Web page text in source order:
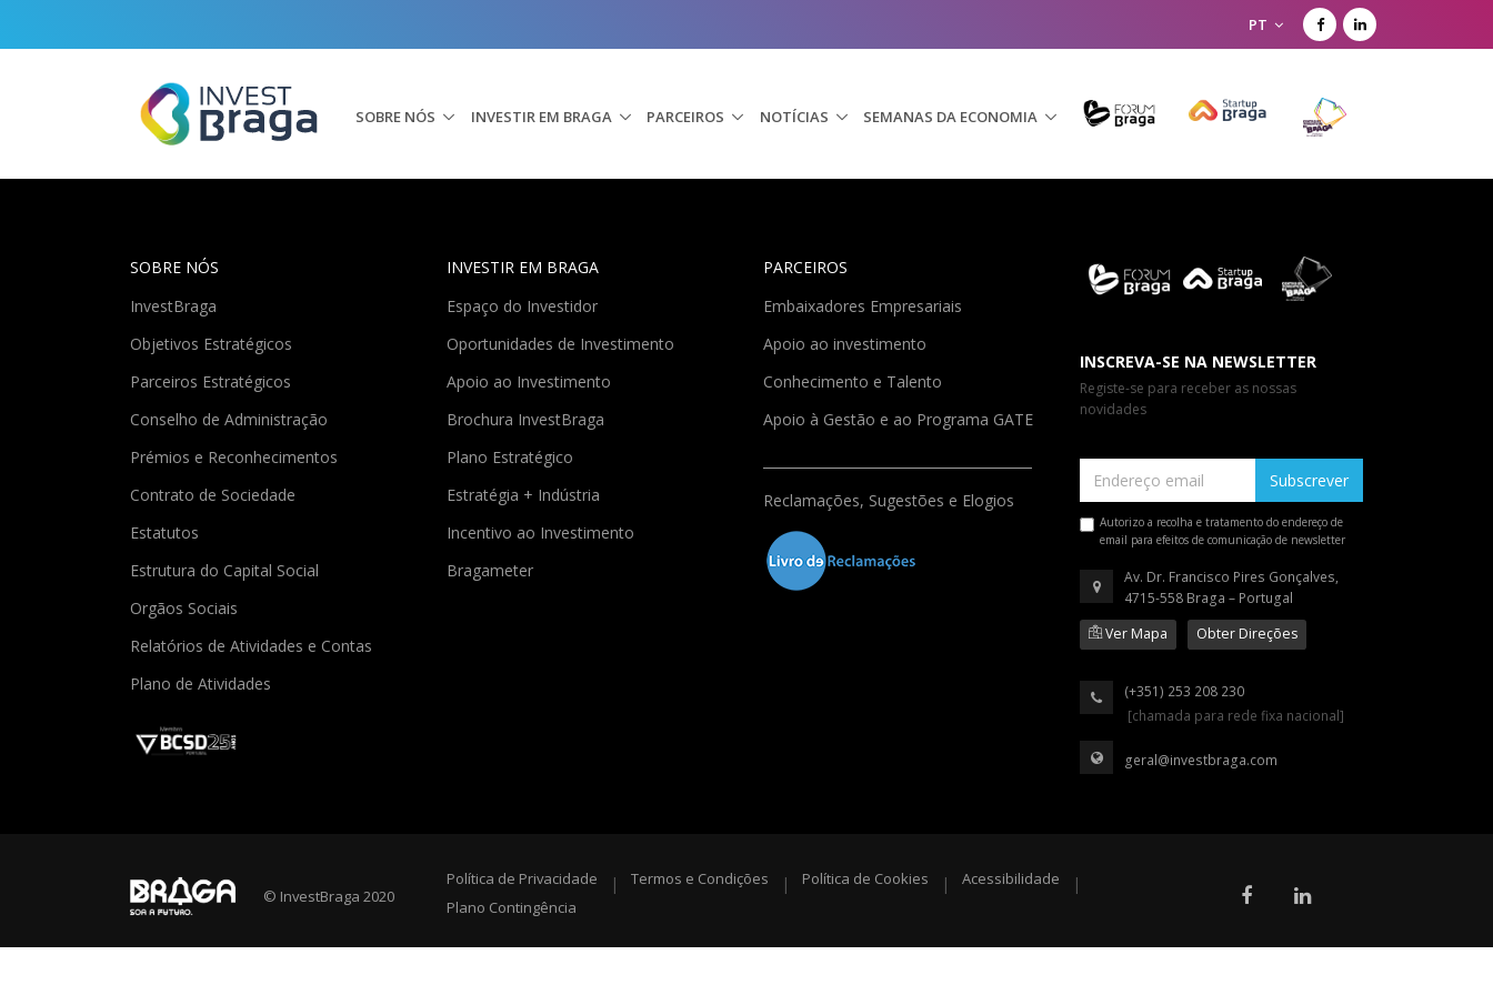
PT
SOBRE NÓS INVESTIR EM BRAGA PARCEIROS NOTÍCIAS SEMANAS DA ECONOMIA
SOBRE NÓS
InvestBraga
Objetivos Estratégicos
Parceiros Estratégicos
Conselho de Administração
Prémios e Reconhecimentos
Contrato de Sociedade
Estatutos
Estrutura do Capital Social
Orgãos Sociais
Relatórios de Atividades e Contas
Plano de Atividades
INVESTIR EM BRAGA
Espaço do Investidor
Oportunidades de Investimento
Apoio ao Investimento
Brochura InvestBraga
Plano Estratégico
Estratégia + Indústria
Incentivo ao Investimento
Bragameter
PARCEIROS
Embaixadores Empresariais
Apoio ao investimento
Conhecimento e Talento
Apoio à Gestão e ao Programa GATE
Reclamações, Sugestões e Elogios
INSCREVA-SE NA NEWSLETTER
Registe-se para receber as nossas
novidades
Subscrever
Autorizo a recolha e tratamento do endereço de
email para efeitos de comunicação de newsletter
Av. Dr. Francisco Pires Gonçalves,
4715-558 Braga – Portugal
Ver Mapa
Obter Direções
(+351) 253 208 230
[chamada para rede fixa nacional]
geral@investbraga.com
© InvestBraga 2020
Política de Privacidade | Termos e Condições | Política de Cookies | Acessibilidade |
Plano Contingência